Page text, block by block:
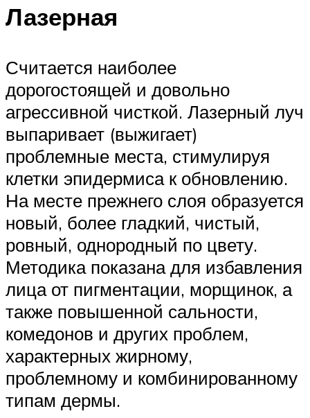
Лазерная
Считается наиболее
дорогостоящей и довольно
агрессивной чисткой. Лазерный луч
выпаривает (выжигает)
проблемные места, стимулируя
клетки эпидермиса к обновлению.
На месте прежнего слоя образуется
новый, более гладкий, чистый,
ровный, однородный по цвету.
Методика показана для избавления
лица от пигментации, морщинок, а
также повышенной сальности,
комедонов и других проблем,
характерных жирному,
проблемному и комбинированному
типам дермы.